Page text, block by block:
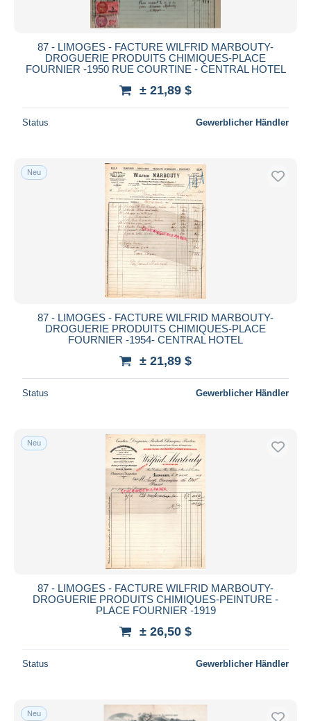
87 - LIMOGES - FACTURE WILFRID MARBOUTY-
DROGUERIE PRODUITS CHIMIQUES-PLACE
FOURNIER -1950 RUE COURTINE - CENTRAL HOTEL
± 21,89 $
Status Gewerblicher Händler
Neu
87 - LIMOGES - FACTURE WILFRID MARBOUTY-
DROGUERIE PRODUITS CHIMIQUES-PLACE
FOURNIER -1954- CENTRAL HOTEL
± 21,89 $
Status Gewerblicher Händler
Neu
87 - LIMOGES - FACTURE WILFRID MARBOUTY-
DROGUERIE PRODUITS CHIMIQUES-PEINTURE -
PLACE FOURNIER -1919
± 26,50 $
Status Gewerblicher Händler
Neu